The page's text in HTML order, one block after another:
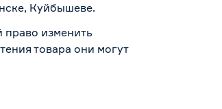
Куйбышеве.
право изменить
товара они могут